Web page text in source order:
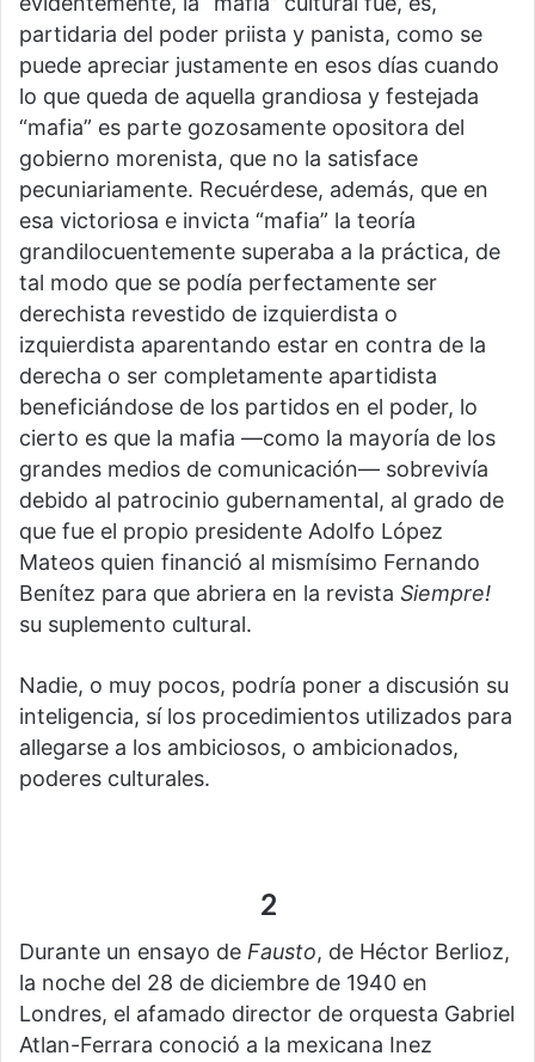
partidaria del poder priista y panista, como se
puede apreciar justamente en esos días cuando
lo que queda de aquella grandiosa y festejada
“mafia” es parte gozosamente opositora del
gobierno morenista, que no la satisface
pecuniariamente. Recuérdese, además, que en
esa victoriosa e invicta “mafia” la teoría
grandilocuentemente superaba a la práctica, de
tal modo que se podía perfectamente ser
derechista revestido de izquierdista o
izquierdista aparentando estar en contra de la
derecha o ser completamente apartidista
beneficiándose de los partidos en el poder, lo
cierto es que la mafia —como la mayoría de los
grandes medios de comunicación— sobrevivía
debido al patrocinio gubernamental, al grado de
que fue el propio presidente Adolfo López
Mateos quien financió al mismísimo Fernando
Benítez para que abriera en la revista Siempre!
su suplemento cultural.
Nadie, o muy pocos, podría poner a discusión su
inteligencia, sí los procedimientos utilizados para
allegarse a los ambiciosos, o ambicionados,
poderes culturales.
2
Durante un ensayo de Fausto, de Héctor Berlioz,
la noche del 28 de diciembre de 1940 en
Londres, el afamado director de orquesta Gabriel
Atlan-Ferrara conoció a la mexicana Inez